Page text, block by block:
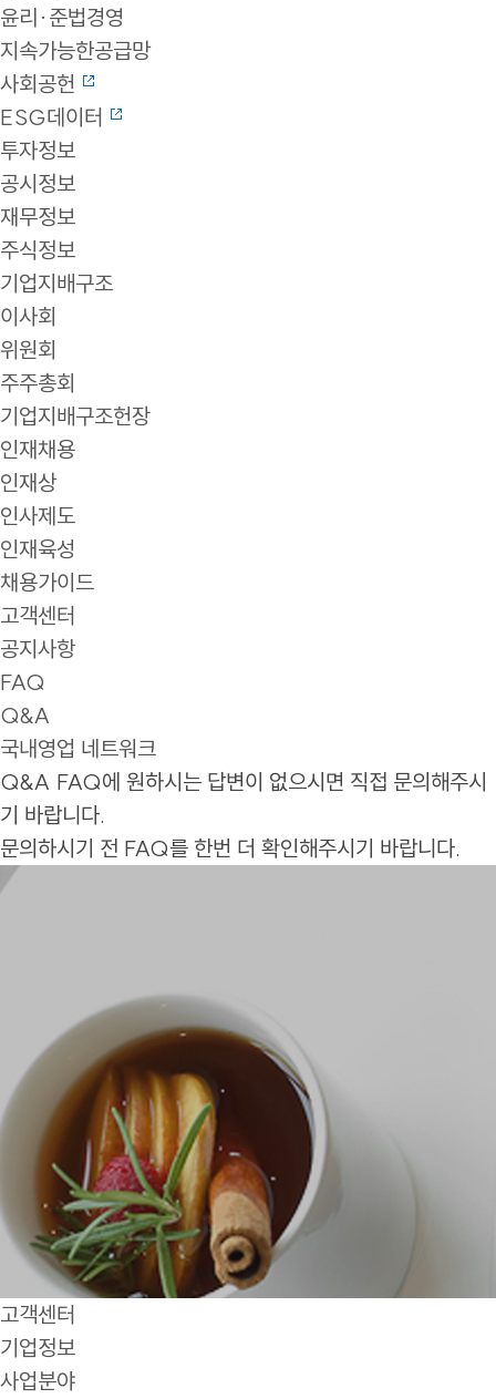
윤리·준법경영
지속가능한공급망
사회공헌
ESG데이터
투자정보
공시정보
재무정보
주식정보
기업지배구조
이사회
위원회
주주총회
기업지배구조헌장
인재채용
인재상
인사제도
인재육성
채용가이드
고객센터
공지사항
FAQ
Q&A
국내영업 네트워크
Q&A FAQ에 원하시는 답변이 없으시면 직접 문의해주시
기 바랍니다.
문의하시기 전 FAQ를 한번 더 확인해주시기 바랍니다.
고객센터
기업정보
사업분야